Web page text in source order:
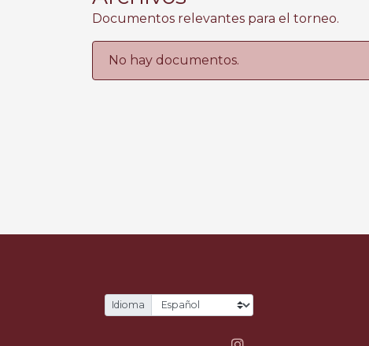
Documentos relevantes para el torneo.
No hay documentos.
Idioma